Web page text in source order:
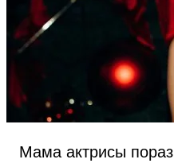
Мама актрисы